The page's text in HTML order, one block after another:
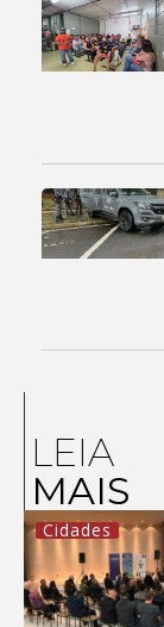
LEIA
MAIS
Cidades